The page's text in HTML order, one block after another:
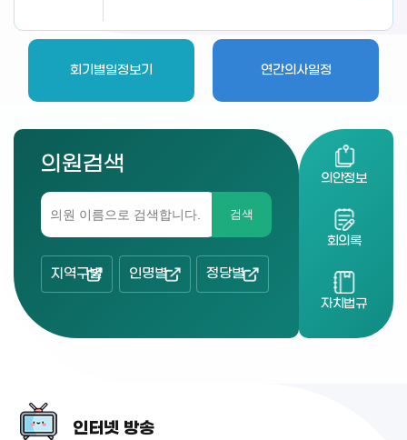
회기별일정보기 연간의사일정
의원검색
검색
지역구별 인명별 정당별
의안정보
회의록
자치법규
인터넷 방송